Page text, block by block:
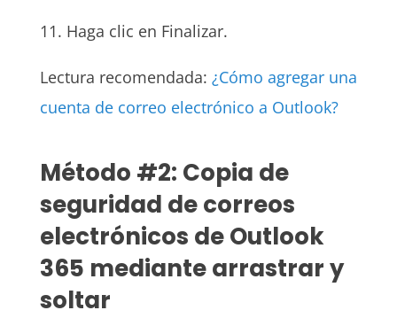
11. Haga clic en Finalizar.
Lectura recomendada: ¿Cómo agregar una
cuenta de correo electrónico a Outlook?
Método #2: Copia de
seguridad de correos
electrónicos de Outlook
365 mediante arrastrar y
soltar